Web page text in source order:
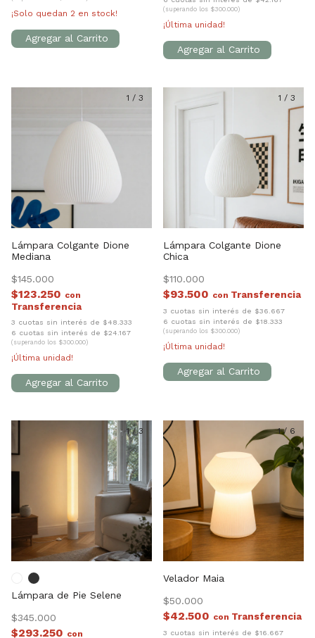
¡Solo quedan 2 en stock! (superando los $300.000)
¡Última unidad!
1 / 3
Lámpara Colgante Dione
Mediana
$145.000
$123.250 con
3 cuotas sin interés de $48.333
6 cuotas sin interés de $24.167
(superando los $300.000)
¡Última unidad!
1 / 3
Lámpara Colgante Dione
Chica
$110.000
$93.500 con
3 cuotas sin interés de $36.667
6 cuotas sin interés de $18.333
(superando los $300.000)
¡Última unidad!
1/3
Lámpara de Pie Selene
$345.000
$293.250 con
1/ 6
Velador Maia
$50.000
$42.500 con
3 cuotas sin interés de $16.667